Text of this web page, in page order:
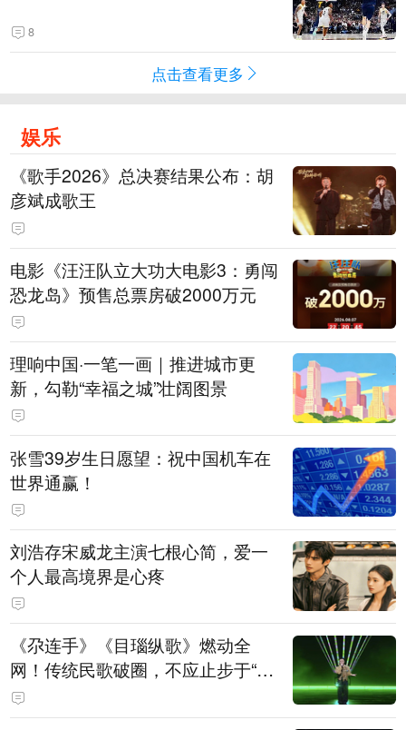
8
点击查看更多
娱乐
《歌手2026》总决赛结果公布：胡
彦斌成歌王
电影《汪汪队立大功大电影3：勇闯
恐龙岛》预售总票房破2000万元
理响中国·一笔一画｜推进城市更
新，勾勒“幸福之城”壮阔图景
张雪39岁生日愿望：祝中国机车在
世界通赢！
刘浩存宋威龙主演七根心简，爱一
个人最高境界是心疼
《尕连手》《目瑙纵歌》燃动全
网！传统民歌破圈，不应止步于“上
头”